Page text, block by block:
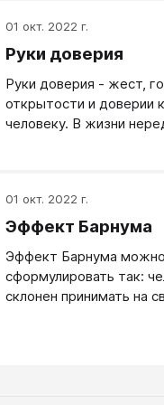
01 окт. 2022 г.
Руки доверия
Руки доверия - жест,
открытости и доверии
человеку. В жизни
установить между
более близкие
01 окт. 2022 г.
Эффект Барнума
Эффект Барнума можно
сформулировать так:
склонен принимать на